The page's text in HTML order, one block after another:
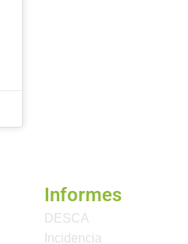
Informes
DESCA
Incidencia